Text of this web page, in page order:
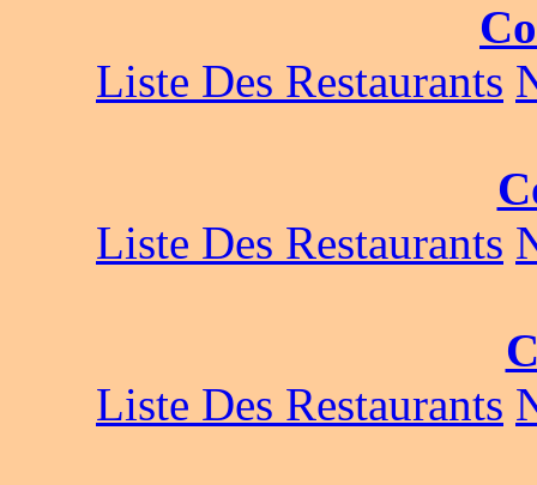
Liste Des Restaurants
Liste Des Restaurants
Liste Des Restaurants